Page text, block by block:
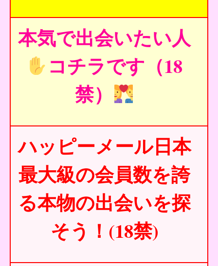
本気で出会いたい人
コチラです（18
禁）
ハッピーメール日本
最大級の会員数を誇
る本物の出会いを探
そう！(18禁)